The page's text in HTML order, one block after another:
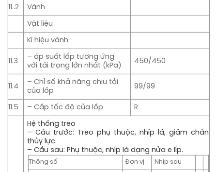
11..2 Vành
Vật liệu
Kí hiệu vành
11.3
– áp suất lốp tương ứng
với tải trọng lớn nhất (kPa)
450/450
11.4
– Chỉ số khả năng chịu tải
của lốp
99/99
11.5 – Cấp tốc độ của lốp R
Hệ thống treo
– Cầu trước: Treo phụ thuộc, nhíp lá, giảm chấn
thủy lực.
– Cầu sau: Phụ thuộc, nhíp lá dạng nửa e líp.
Thông số Đơn vị Nhíp sau